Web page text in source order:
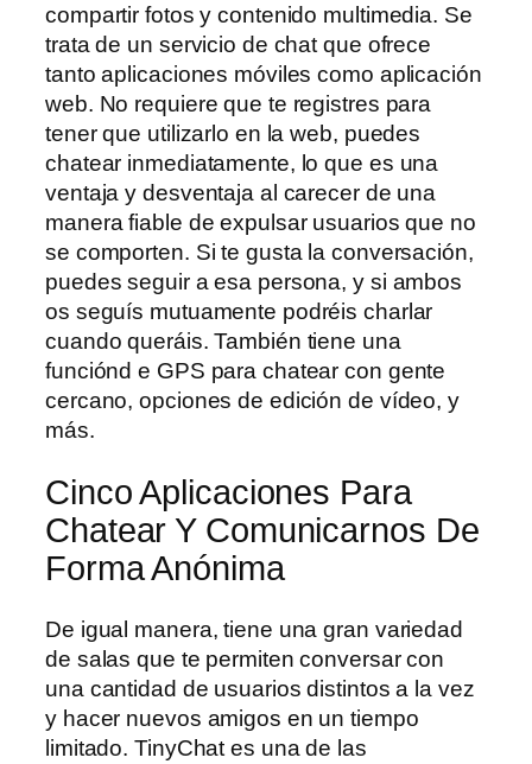
compartir fotos y contenido multimedia. Se
trata de un servicio de chat que ofrece
tanto aplicaciones móviles como aplicación
web. No requiere que te registres para
tener que utilizarlo en la web, puedes
chatear inmediatamente, lo que es una
ventaja y desventaja al carecer de una
manera fiable de expulsar usuarios que no
se comporten. Si te gusta la conversación,
puedes seguir a esa persona, y si ambos
os seguís mutuamente podréis charlar
cuando queráis. También tiene una
funciónd e GPS para chatear con gente
cercano, opciones de edición de vídeo, y
más.
Cinco Aplicaciones Para
Chatear Y Comunicarnos De
Forma Anónima
De igual manera, tiene una gran variedad
de salas que te permiten conversar con
una cantidad de usuarios distintos a la vez
y hacer nuevos amigos en un tiempo
limitado. TinyChat es una de las